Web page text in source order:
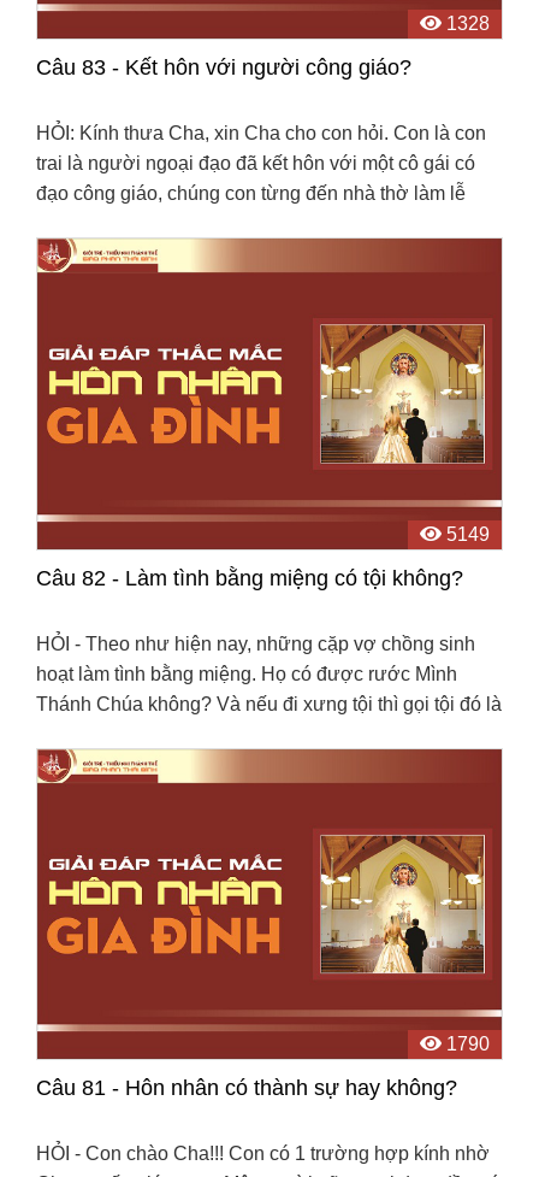
1328
Câu 83 - Kết hôn với người công giáo?
HỎI: Kính thưa Cha, xin Cha cho con hỏi. Con là con
trai là người ngoại đạo đã kết hôn với một cô gái có
đạo công giáo, chúng con từng đến nhà thờ làm lễ
5149
Câu 82 - Làm tình bằng miệng có tội không?
HỎI - Theo như hiện nay, những cặp vợ chồng sinh
hoạt làm tình bằng miệng. Họ có được rước Mình
Thánh Chúa không? Và nếu đi xưng tội thì gọi tội đó là
1790
Câu 81 - Hôn nhân có thành sự hay không?
HỎI - Con chào Cha!!! Con có 1 trường hợp kính nhờ